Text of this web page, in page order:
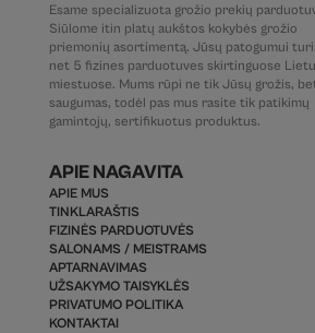
Esame specializuota grožio prekių
Siūlome itin platų aukštos kokybės grožio
priemonių asortimentą. Jūsų patogumui
net 5 fizines parduotuves skirtinguose
miestuose. Mums rūpi ne tik Jūsų grožis,
saugumas, todėl pas mus rasite tik patikimų
gamintojų, sertifikuotus produktus.
APIE NAGAVITA
APIE MUS
TINKLARAŠTIS
FIZINĖS PARDUOTUVĖS
SALONAMS / MEISTRAMS
APTARNAVIMAS
UŽSAKYMO TAISYKLĖS
PRIVATUMO POLITIKA
KONTAKTAI